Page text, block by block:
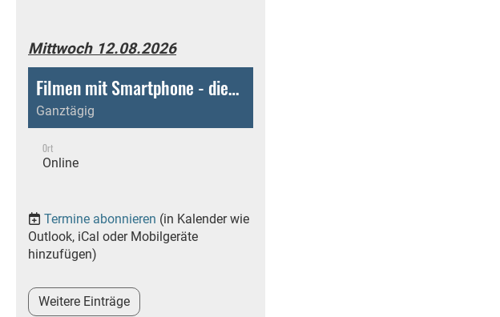
Mittwoch 12.08.2026
Filmen mit Smartphone - diesen Onlinekurs jederzeit und bequem von zu Hause aus absolvieren!
Ganztägig
Ort
Online
Termine abonnieren (in Kalender wie
Outlook, iCal oder Mobilgeräte
hinzufügen)
Weitere Einträge